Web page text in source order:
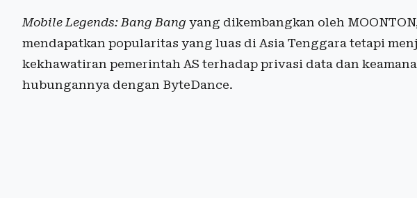
Mobile Legends: Bang Bang yang dikembangkan oleh
mendapatkan popularitas yang luas di Asia Tenggara tetapi
kekhawatiran pemerintah AS terhadap privasi data dan
hubungannya dengan ByteDance.